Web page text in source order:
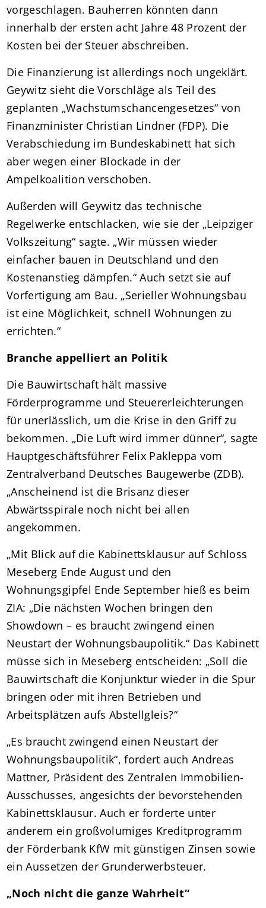
vorgeschlagen. Bauherren könnten dann
innerhalb der ersten acht Jahre 48 Prozent der
Kosten bei der Steuer abschreiben.
Die Finanzierung ist allerdings noch ungeklärt.
Geywitz sieht die Vorschläge als Teil des
geplanten „Wachstumschancengesetzes“ von
Finanzminister Christian Lindner (FDP). Die
Verabschiedung im Bundeskabinett hat sich
aber wegen einer Blockade in der
Ampelkoalition verschoben.
Außerden will Geywitz das technische
Regelwerke entschlacken, wie sie der „Leipziger
Volkszeitung“ sagte. „Wir müssen wieder
einfacher bauen in Deutschland und den
Kostenanstieg dämpfen.“ Auch setzt sie auf
Vorfertigung am Bau. „Serieller Wohnungsbau
ist eine Möglichkeit, schnell Wohnungen zu
errichten.“
Branche appelliert an Politik
Die Bauwirtschaft hält massive
Förderprogramme und Steuererleichterungen
für unerlässlich, um die Krise in den Griff zu
bekommen. „Die Luft wird immer dünner“, sagte
Hauptgeschäftsführer Felix Pakleppa vom
Zentralverband Deutsches Baugewerbe (ZDB).
„Anscheinend ist die Brisanz dieser
Abwärtsspirale noch nicht bei allen
angekommen.
„Mit Blick auf die Kabinettsklausur auf Schloss
Meseberg Ende August und den
Wohnungsgipfel Ende September hieß es beim
ZIA: „Die nächsten Wochen bringen den
Showdown – es braucht zwingend einen
Neustart der Wohnungsbaupolitik.“ Das Kabinett
müsse sich in Meseberg entscheiden: „Soll die
Bauwirtschaft die Konjunktur wieder in die Spur
bringen oder mit ihren Betrieben und
Arbeitsplätzen aufs Abstellgleis?“
„Es braucht zwingend einen Neustart der
Wohnungsbaupolitik“, fordert auch Andreas
Mattner, Präsident des Zentralen Immobilien-
Ausschusses, angesichts der bevorstehenden
Kabinettsklausur. Auch er forderte unter
anderem ein großvolumiges Kreditprogramm
der Förderbank KfW mit günstigen Zinsen sowie
ein Aussetzen der Grunderwerbsteuer.
„Noch nicht die ganze Wahrheit“